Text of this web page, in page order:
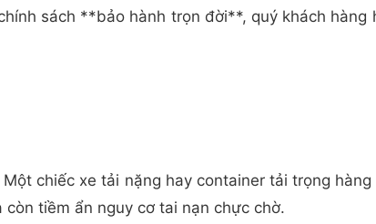
sách **bảo hành trọn đời**, quý khách
chiếc xe tải nặng hay container tải trọng
tiềm ẩn nguy cơ tai nạn chực chờ.